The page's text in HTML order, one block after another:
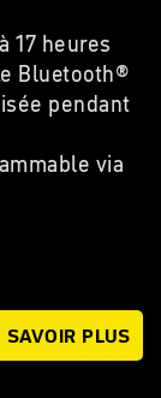
17 heures
Bluetooth®
pendant
via
SAVOIR PLUS